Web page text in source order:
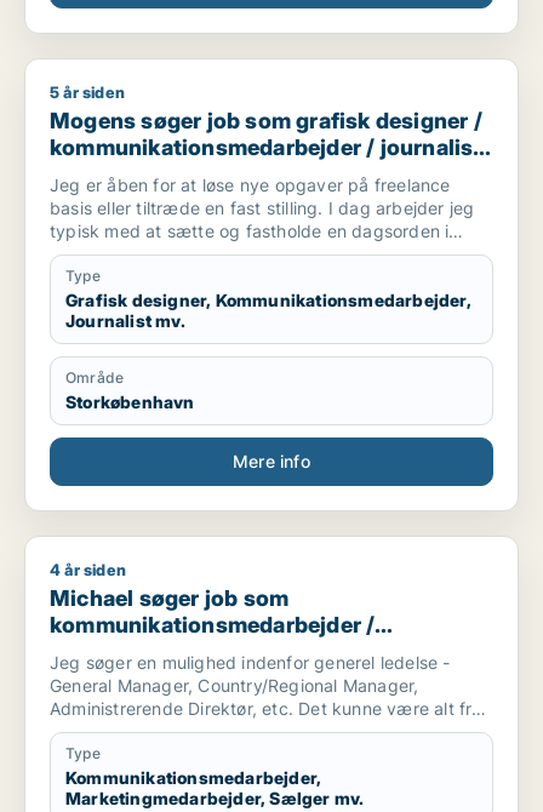
Mogens søger job som grafisk designer /
5 år siden
Mogens søger job som grafisk designer /
kommunikationsmedarbejder / journalist
/ marketingmedarbejder /
forretningsudvikler
Jeg er åben for at løse nye opgaver på freelance
basis eller tiltræde en fast stilling. I dag arbejder jeg
typisk med at sætte og fastholde en dagsorden i
mediebilledet og involvere det politiske system (PA).
Jeg leverer presse kits, skriver taler og leverer artikler
med grafik og fotos til print og digitale medier. Jeg er
certificeret som digital koordinator med fokus på
Google Analytics, SoMe og SEO.
Type
Grafisk designer, Kommunikationsmedarbejder,
Journalist mv.
Område
Storkøbenhavn
Mere info
Michael søger job som kommunikationsmedarbejder /
4 år siden
Michael søger job som
kommunikationsmedarbejder /
marketingmedarbejder / sælger /
forretningsudvikler / kulturmedarbejder
Jeg søger en mulighed indenfor generel ledelse -
General Manager, Country/Regional Manager,
Administrerende Direktør, etc. Det kunne være alt fra
en startup virksomhed til et etableret selskab.
Branchen er i udgangspunktet mindre vigtig for mig,
så længe at virksomheden har et godt produkt og
Type
Kommunikationsmedarbejder,
Marketingmedarbejder, Sælger mv.